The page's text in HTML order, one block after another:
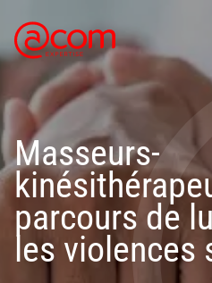
À
Nos
Nos
Nos
Masseurs-
parcours de
les violences